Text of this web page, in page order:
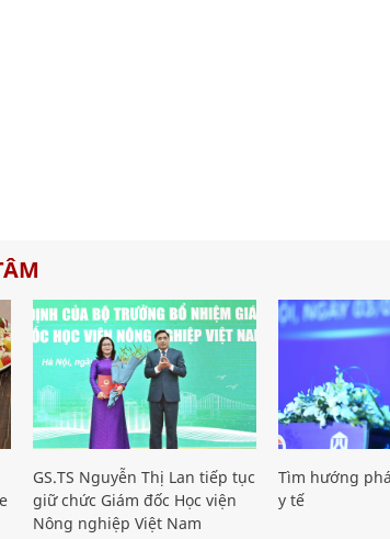
GS.TS Nguyễn Thị Lan tiếp tục
giữ chức Giám đốc Học viện
Nông nghiệp Việt Nam
Tìm hướng
y tế